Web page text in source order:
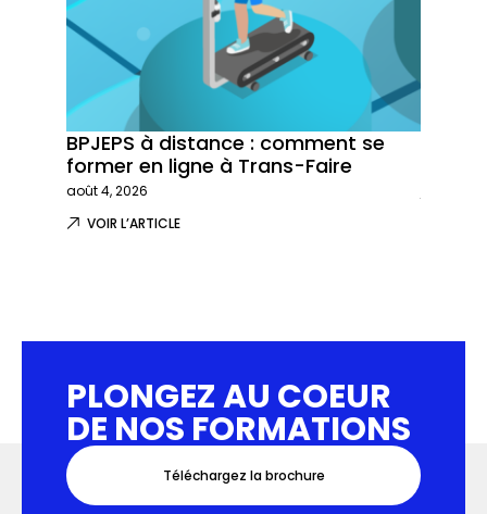
BPJEPS à distance : comment se
former en ligne à Trans-Faire
août 4, 2026
VOIR L’ARTICLE
PLONGEZ AU COEUR
DE NOS FORMATIONS
Téléchargez la brochure